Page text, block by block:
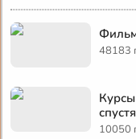
48183
спустя
10050